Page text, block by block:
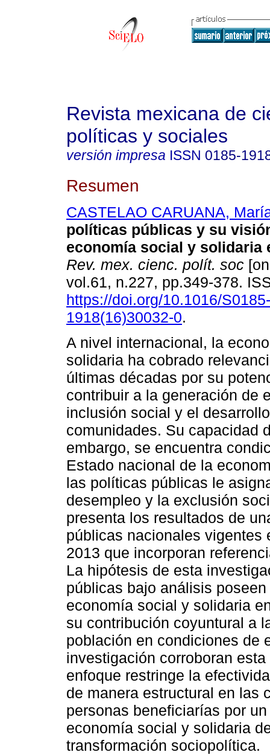
Revista mexicana de
políticas y sociales
versión impresa ISSN 0185-
Resumen
CASTELAO CARUANA,
políticas públicas y su
economía social y solidaria
Rev. mex. cienc. polít. soc
vol.61, n.227, pp.349-378.
https://doi.org/10.1016/S0185-
1918(16)30032-0.
A nivel internacional, la
solidaria ha cobrado
últimas décadas por su
contribuir a la generación de
inclusión social y el
comunidades. Su capacidad
embargo, se encuentra
Estado nacional de la
las políticas públicas le
desempleo y la exclusión
presenta los resultados de
públicas nacionales vigentes
2013 que incorporan
La hipótesis de esta
públicas bajo análisis
economía social y solidaria
su contribución coyuntural a
población en condiciones de
investigación corroboran
enfoque restringe la
de manera estructural en las
personas beneficiarías por
economía social y solidaria
transformación sociopolítica.